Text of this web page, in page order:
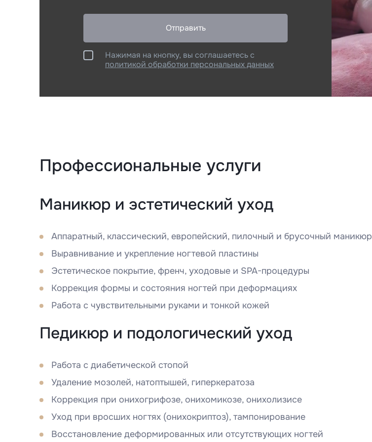
Отправить
Нажимая на кнопку, вы соглашаетесь с
политикой обработки персональных данных
Профессиональные услуги
Маникюр и эстетический уход
Аппаратный, классический, европейский, пилочный и брусочный маникюр
Выравнивание и укрепление ногтевой пластины
Эстетическое покрытие, френч, уходовые и SPA-процедуры
Коррекция формы и состояния ногтей при деформациях
Работа с чувствительными руками и тонкой кожей
Педикюр и подологический уход
Работа с диабетической стопой
Удаление мозолей, натоптышей, гиперкератоза
Коррекция при онихогрифозе, онихомикозе, онихолизисе
Уход при вросших ногтях (онихокриптоз), тампонирование
Восстановление деформированных или отсутствующих ногтей